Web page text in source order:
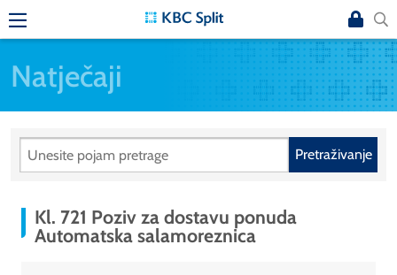
Natječaji
Pretraživanje
Kl. 721 Poziv za dostavu ponuda
Automatska salamoreznica